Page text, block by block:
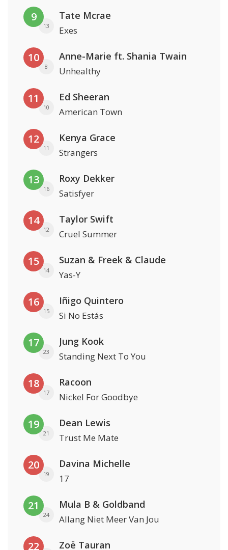
9
13
Tate Mcrae
Exes
10
8
Anne-Marie ft. Shania Twain
Unhealthy
11
10
Ed Sheeran
American Town
12
11
Kenya Grace
Strangers
13
16
Roxy Dekker
Satisfyer
14
12
Taylor Swift
Cruel Summer
15
14
Suzan & Freek & Claude
Yas-Y
16
15
Iñigo Quintero
Si No Estás
17
23
Jung Kook
Standing Next To You
18
17
Racoon
Nickel For Goodbye
19
21
Dean Lewis
Trust Me Mate
20
19
Davina Michelle
17
21
24
Mula B & Goldband
Allang Niet Meer Van Jou
22 Zoë Tauran